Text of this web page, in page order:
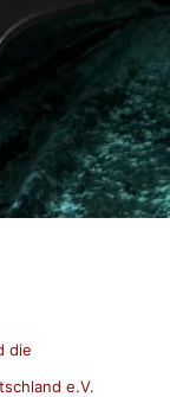
die
e.V.